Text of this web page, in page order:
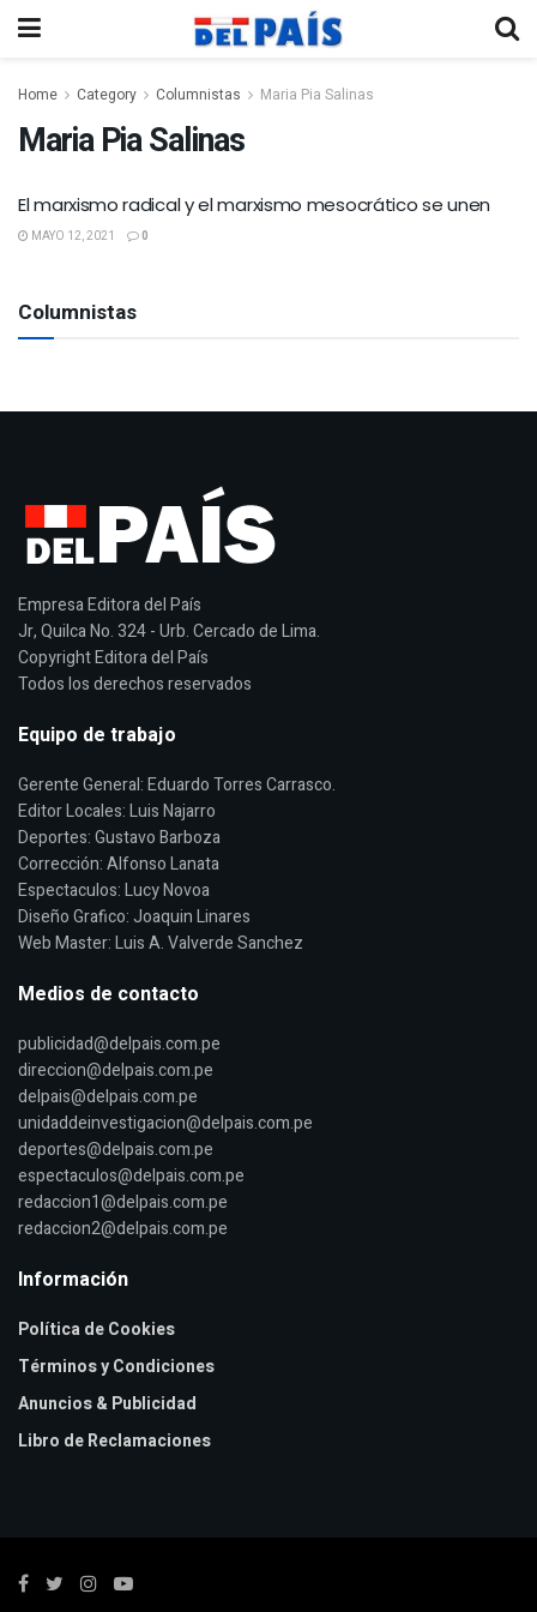
Home Category Columnistas Maria Pia Salinas
Maria Pia Salinas
El marxismo radical y el marxismo mesocrático se unen
MAYO 12, 2021 0
Columnistas
Empresa Editora del País
Jr, Quilca No. 324 - Urb. Cercado de Lima.
Copyright Editora del País
Todos los derechos reservados
Equipo de trabajo
Gerente General: Eduardo Torres Carrasco.
Editor Locales: Luis Najarro
Deportes: Gustavo Barboza
Corrección: Alfonso Lanata
Espectaculos: Lucy Novoa
Diseño Grafico: Joaquin Linares
Web Master: Luis A. Valverde Sanchez
Medios de contacto
publicidad@delpais.com.pe
direccion@delpais.com.pe
delpais@delpais.com.pe
unidaddeinvestigacion@delpais.com.pe
deportes@delpais.com.pe
espectaculos@delpais.com.pe
redaccion1@delpais.com.pe
redaccion2@delpais.com.pe
Información
Política de Cookies
Términos y Condiciones
Anuncios & Publicidad
Libro de Reclamaciones